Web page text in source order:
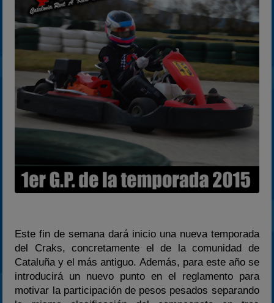
2024
2025
Estadísticas
Preguntas Frecuentes
Este fin de semana dará inicio una nueva temporada
del Craks, concretamente el de la comunidad de
Cataluña y el más antiguo. Además, para este año se
introducirá un nuevo punto en el reglamento para
motivar la participación de pesos pesados separando